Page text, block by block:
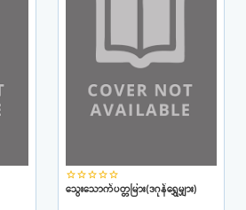
star_borderstar_borderstar_borderstar_borderstar_border
သွေးသောက်ပတ္တမြား(ဒဂုန်ရွှေမျှား)